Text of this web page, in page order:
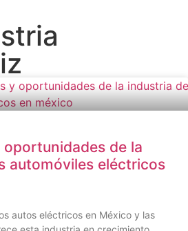
de la
automóviles eléctricos
autos eléctricos en México y las